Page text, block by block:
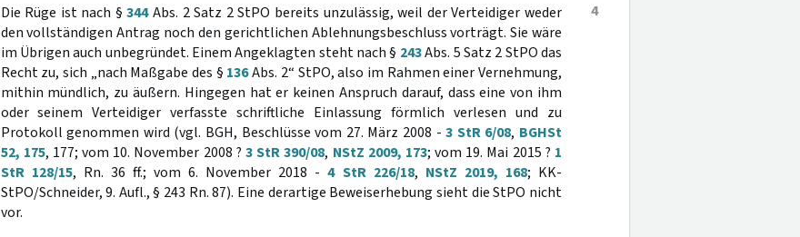
4
Die Rüge ist nach §344Abs. 2 Satz 2 StPO bereits unzulässig, weil der Verteidiger weder
den vollständigen Antrag noch den gerichtlichen Ablehnungsbeschluss vorträgt. Sie wäre
im Übrigen auch unbegründet. Einem Angeklagten steht nach § 243Abs. 5 Satz 2 StPO das
Recht zu, sich „nach Maßgabe des § 136Abs. 2“ StPO, also im Rahmen einer Vernehmung,
mithin mündlich, zu äußern. Hingegen hat er keinen Anspruch darauf, dass eine von ihm
oder seinem Verteidiger verfasste schriftliche Einlassung förmlich verlesen und zu
Protokoll genommen wird (vgl. BGH, Beschlüsse vom 27. März 2008 -3 StR 6/08, BGHSt
52, 175, 177; vom 10. November 2008 ? 3 StR 390/08, NStZ 2009, 173; vom 19. Mai 2015 ? 1
StR 128/15, Rn. 36 ff.; vom 6. November 2018 -4 StR 226/18, NStZ 2019, 168; KK-
StPO/Schneider, 9. Aufl., § 243 Rn. 87). Eine derartige Beweiserhebung sieht die StPO nicht
vor.